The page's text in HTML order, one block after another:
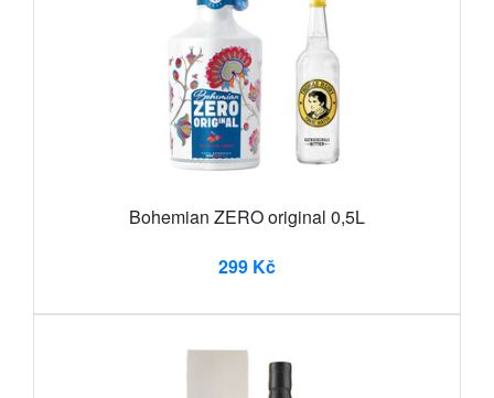
Bohemian ZERO original 0,5L
299 Kč